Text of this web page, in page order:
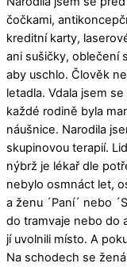
čočkami,
kreditní karty,
ani sušičky, oblečení
aby uschlo. Člověk
letadla. Vdala jsem
každé rodině byla
náušnice. Narodila
skupinovou terapií.
nýbrž je lékař dle
nebylo osmnáct let,
a ženu ´Paní´ nebo
do tramvaje nebo do
jí uvolnili místo. A
Na schodech se